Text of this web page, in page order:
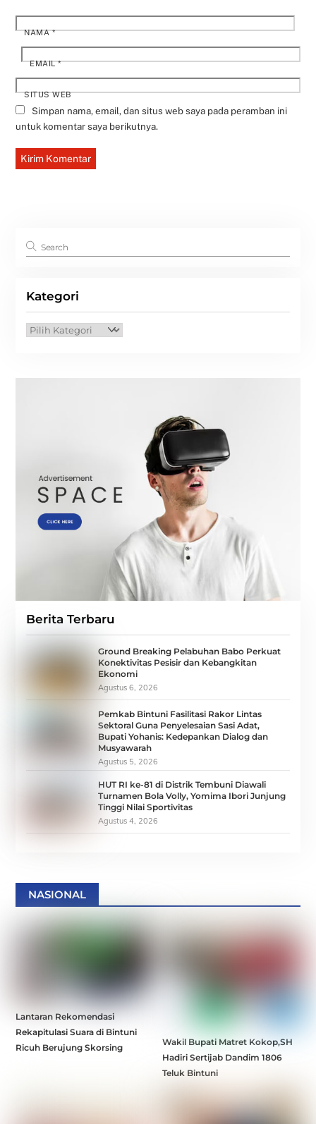
NAMA*
EMAIL*
SITUS WEB
Simpan nama, email, dan situs web saya pada peramban ini
untuk komentar saya berikutnya.
Kategori
Kategori
Berita Terbaru
Ground Breaking Pelabuhan Babo Perkuat
Konektivitas Pesisir dan Kebangkitan
Ekonomi
Agustus 6, 2026
Pemkab Bintuni Fasilitasi Rakor Lintas
Sektoral Guna Penyelesaian Sasi Adat,
Bupati Yohanis: Kedepankan Dialog dan
Musyawarah
Agustus 5, 2026
HUT RI ke-81 di Distrik Tembuni Diawali
Turnamen Bola Volly, Yomima Ibori Junjung
Tinggi Nilai Sportivitas
Agustus 4, 2026
NASIONAL
Lantaran Rekomendasi
Rekapitulasi Suara di Bintuni
Ricuh Berujung Skorsing
Wakil Bupati Matret Kokop,SH
Hadiri Sertijab Dandim 1806
Teluk Bintuni